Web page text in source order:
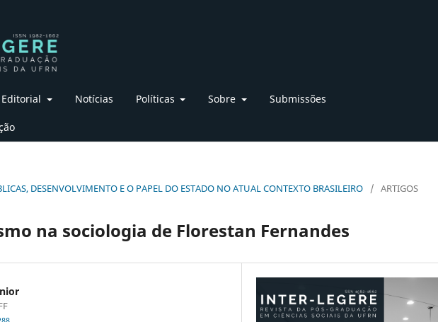
Notícias Políticas Sobre Submissões
DESENVOLVIMENTO E O PAPEL DO ESTADO NO ATUAL CONTEXTO BRASILEIRO
/ ARTIGOS
na sociologia de Florestan Fernandes